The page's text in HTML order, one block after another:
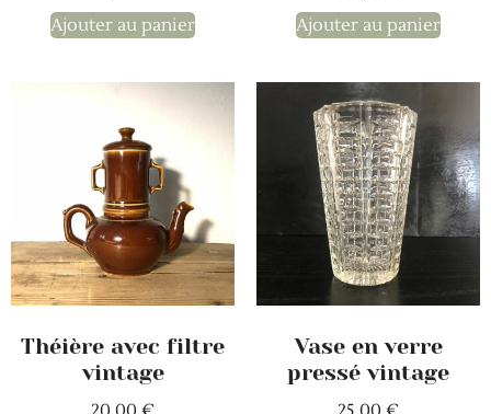
Ajouter au panier
Ajouter au panier
Théière avec filtre
vintage
Vase en verre
pressé vintage